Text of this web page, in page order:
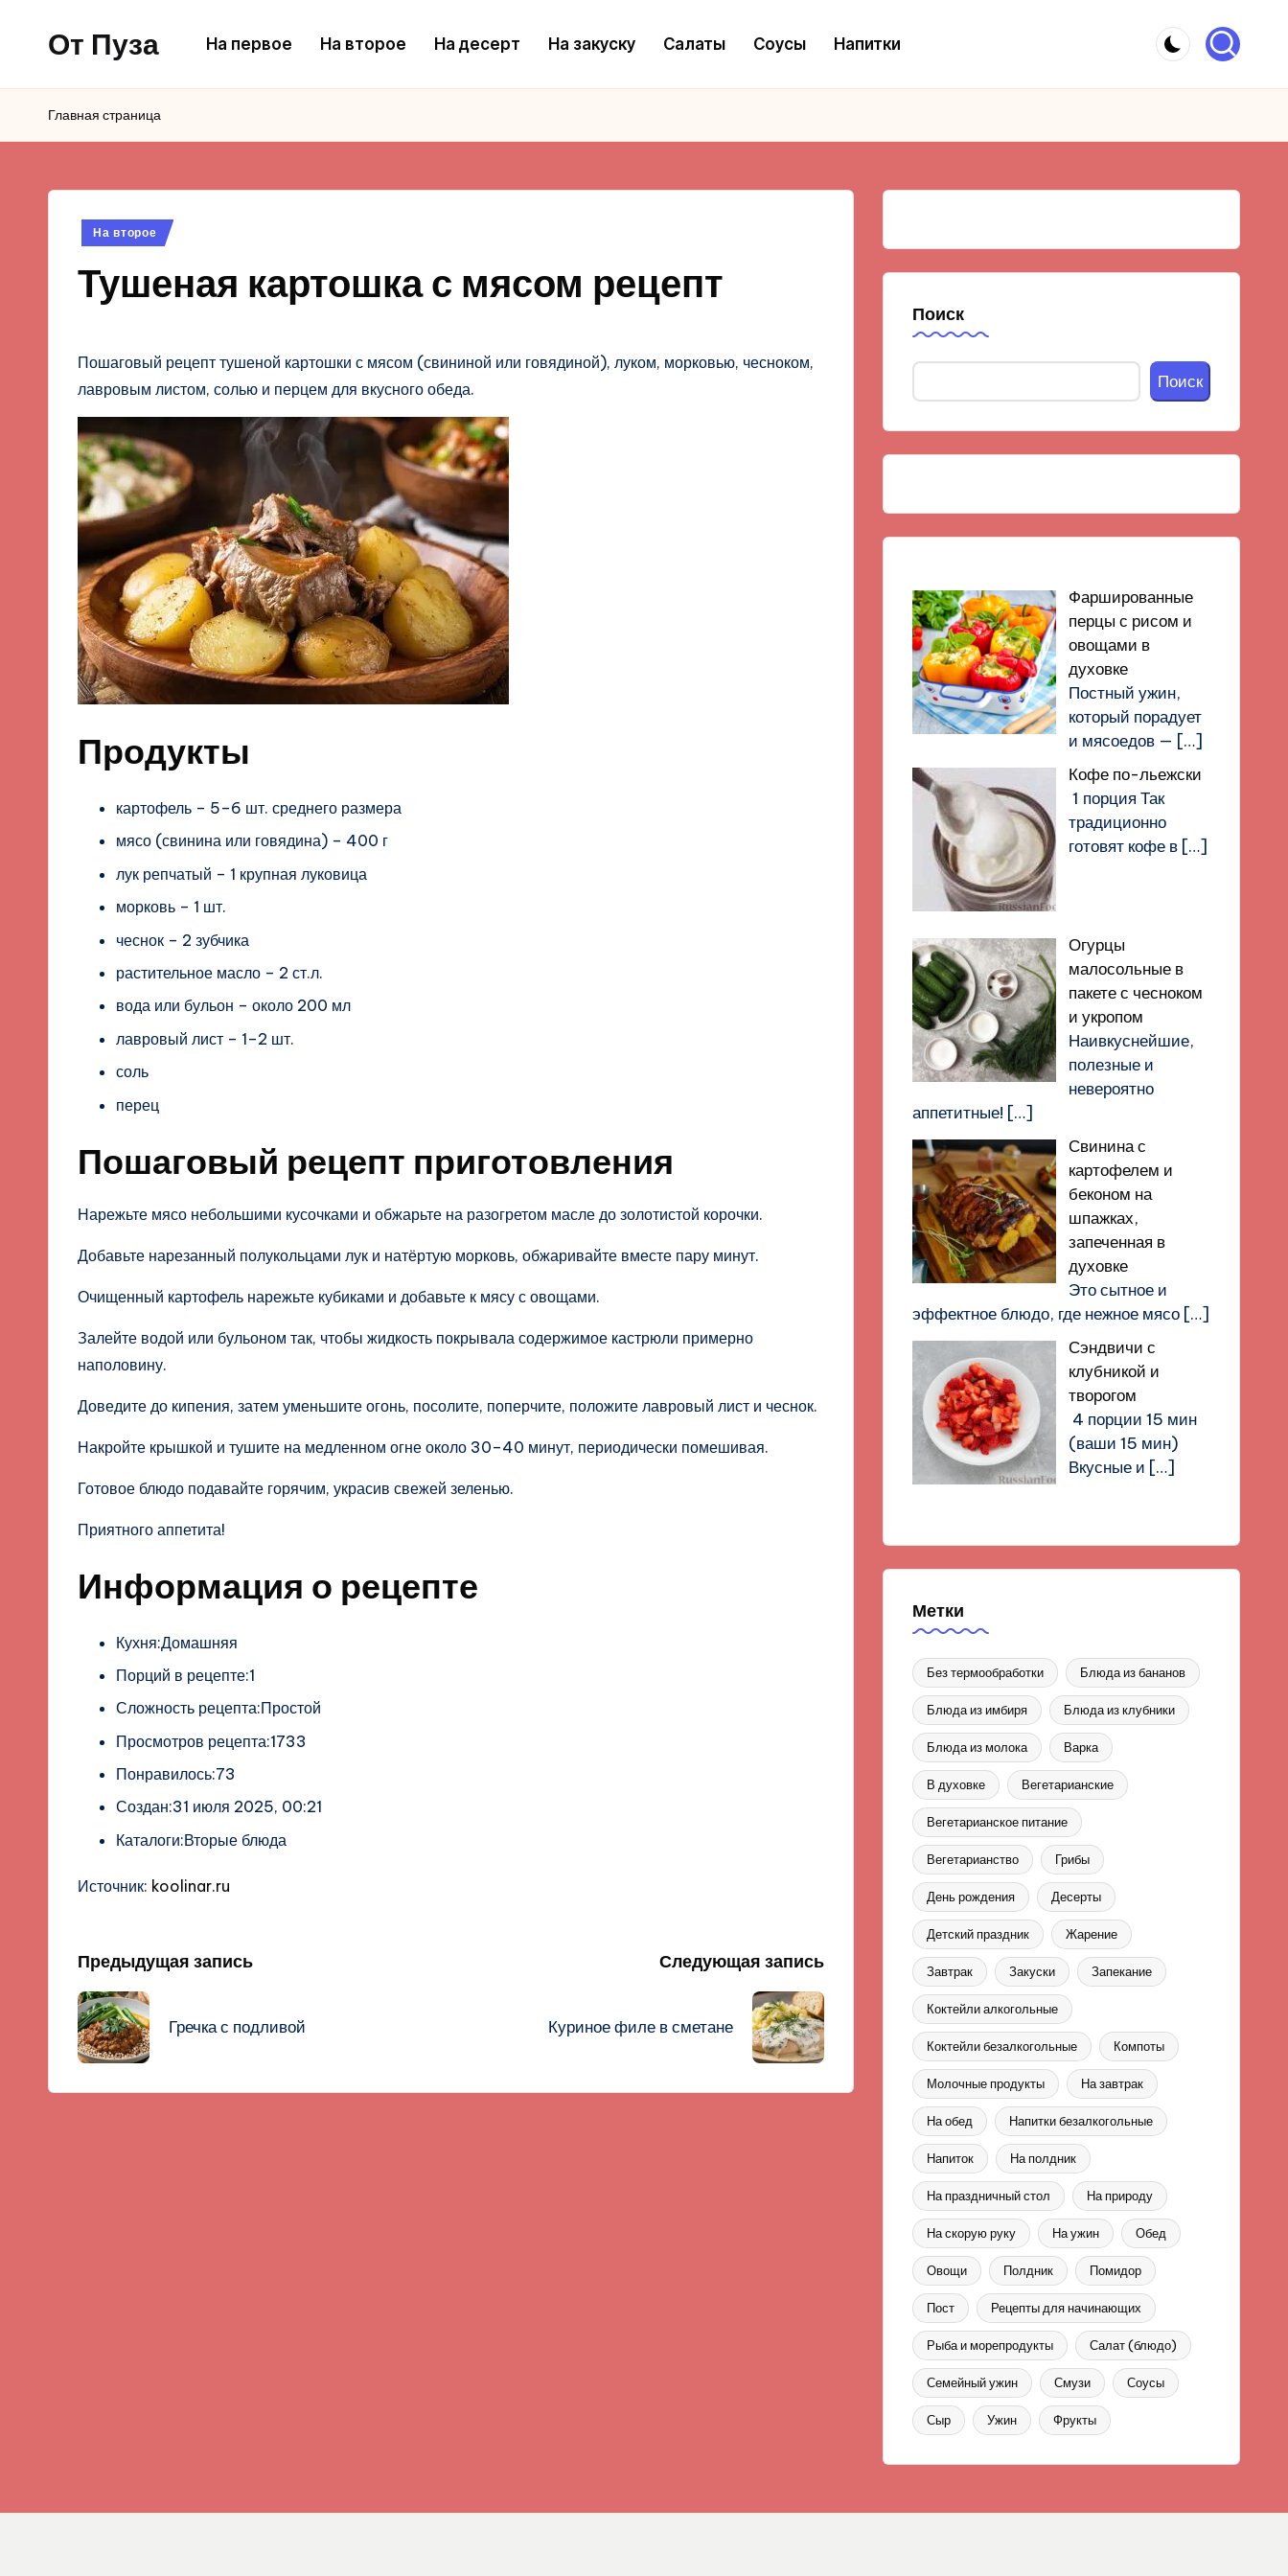
Перейти
содержимому
От Пуза
очень
вкусные
рецепты!
На первое На второе На десерт На закуску Салаты Соусы Напитки
Главная страница
Опубликовано
На второе
Тушеная картошка с мясом рецепт
Пошаговый рецепт тушеной картошки с мясом (свининой или говядиной), луком, морковью, чесноком,
лавровым листом, солью и перцем для вкусного обеда.
Продукты
картофель – 5–6 шт. среднего размера
мясо (свинина или говядина) – 400 г
лук репчатый – 1 крупная луковица
морковь – 1 шт.
чеснок – 2 зубчика
растительное масло – 2 ст.л.
вода или бульон – около 200 мл
лавровый лист – 1–2 шт.
соль
перец
Пошаговый рецепт приготовления
Нарежьте мясо небольшими кусочками и обжарьте на разогретом масле до золотистой корочки.
Добавьте нарезанный полукольцами лук и натёртую морковь, обжаривайте вместе пару минут.
Очищенный картофель нарежьте кубиками и добавьте к мясу с овощами.
Залейте водой или бульоном так, чтобы жидкость покрывала содержимое кастрюли примерно
наполовину.
Доведите до кипения, затем уменьшите огонь, посолите, поперчите, положите лавровый лист и чеснок.
Накройте крышкой и тушите на медленном огне около 30–40 минут, периодически помешивая.
Готовое блюдо подавайте горячим, украсив свежей зеленью.
Приятного аппетита!
Информация о рецепте
Кухня:Домашняя
Порций в рецепте:1
Сложность рецепта:Простой
Просмотров рецепта:1733
Понравилось:73
Создан:31 июля 2025, 00:21
Каталоги:Вторые блюда
Источник: koolinar.ru
Навигация
записи
Предыдущая запись
Гречка с подливой
Следующая запись
Куриное филе в сметане
Поиск
Поиск
Фаршированные
перцы с рисом и
овощами в
духовке
Постный ужин,
который порадует
и мясоедов — […]
Кофе по-льежски
1 порция Так
традиционно
готовят кофе в […]
Огурцы
малосольные в
пакете с чесноком
и укропом
Наивкуснейшие,
полезные и
невероятно
аппетитные! […]
Свинина с
картофелем и
беконом на
шпажках,
запеченная в
духовке
Это сытное и
эффектное блюдо, где нежное мясо […]
Сэндвичи с
клубникой и
творогом
4 порции 15 мин
(ваши 15 мин)
Вкусные и […]
Метки
Без термообработки Блюда из бананов
Блюда из имбиря Блюда из клубники
Блюда из молока Варка
В духовке Вегетарианские
Вегетарианское питание
Вегетарианство Грибы
День рождения Десерты
Детский праздник Жарение
Завтрак Закуски Запекание
Коктейли алкогольные
Коктейли безалкогольные Компоты
Молочные продукты На завтрак
На обед Напитки безалкогольные
Напиток На полдник
На праздничный стол На природу
На скорую руку На ужин Обед
Овощи Полдник Помидор
Пост Рецепты для начинающих
Рыба и морепродукты Салат (блюдо)
Семейный ужин Смузи Соусы
Сыр Ужин Фрукты